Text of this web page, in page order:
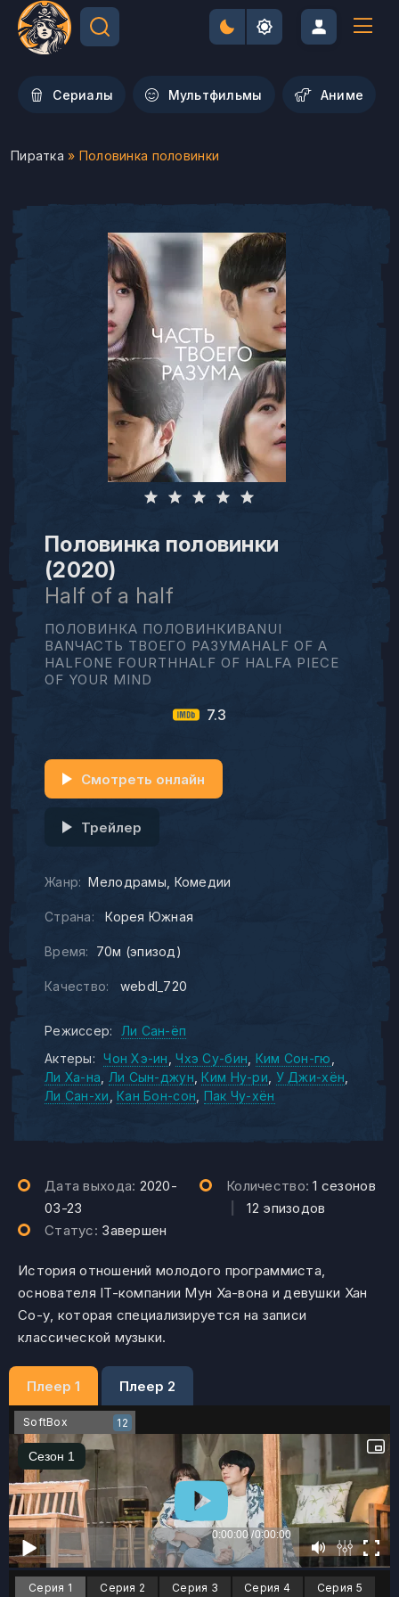
Сериалы Мультфильмы Aниме
Пиратка » Половинка половинки
Половинка половинки
(2020)
Half of a half
ПОЛОВИНКА ПОЛОВИНКИBANUI
BANЧАСТЬ ТВОЕГО РАЗУМАHALF OF A
HALFONE FOURTHHALF OF HALFA PIECE
OF YOUR MIND
7.3
Жанр: Мелодрамы Комедии
Страна: Корея Южная
Время: 70м (эпизод)
Качество: webdl_720
Смотреть онлайн
Трейлер
Режиссер:
Ли Сан-ёп
Актеры:
Чон Хэ-ин Чхэ Су-бин Ким Сон-гю
Ли Ха-на
Ли Сын-джун Ким Ну-ри
У Джи-хён
Ли Сан-хи Кан Бон-сон Пак Чу-хён
Дата выхода: 2020-
03-23
Количество:1 сезонов
|12 эпизодов
Статус: Завершен
История отношений молодого программиста,
основателя IT-компании Мун Ха-вона и девушки Хан
Со-у, которая специализируется на записи
классической музыки.
Плеер 1 Плеер 2
SoftBox 12
Серия 1 Серия 2 Серия 3 Серия 4 Серия 5